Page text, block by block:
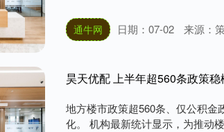
通牛网 日期：07-02 来源：
昊天优配 上半年超560条政策
地方楼市政策超560条、仅公积金
化。 机构最新统计显示，为推动